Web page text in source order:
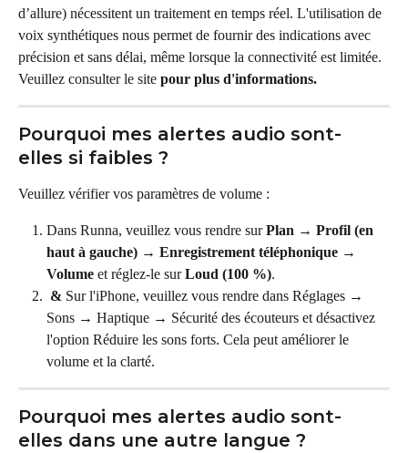
d’allure) nécessitent un traitement en temps réel. L'utilisation de
voix synthétiques nous permet de fournir des indications avec
précision et sans délai, même lorsque la connectivité est limitée.
Veuillez consulter le site pour plus d'informations.
Pourquoi mes alertes audio sont-
elles si faibles ?
Veuillez vérifier vos paramètres de volume :
Dans Runna, veuillez vous rendre sur Plan → Profil (en
haut à gauche) → Enregistrement téléphonique →
Volume et réglez-le sur Loud (100 %).
& Sur l'iPhone, veuillez vous rendre dans Réglages →
Sons → Haptique → Sécurité des écouteurs et désactivez
l'option Réduire les sons forts. Cela peut améliorer le
volume et la clarté.
Pourquoi mes alertes audio sont-
elles dans une autre langue ?